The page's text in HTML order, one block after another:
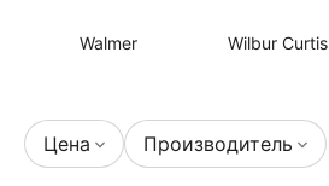
Walmer Wilbur Curtis
Цена Производитель